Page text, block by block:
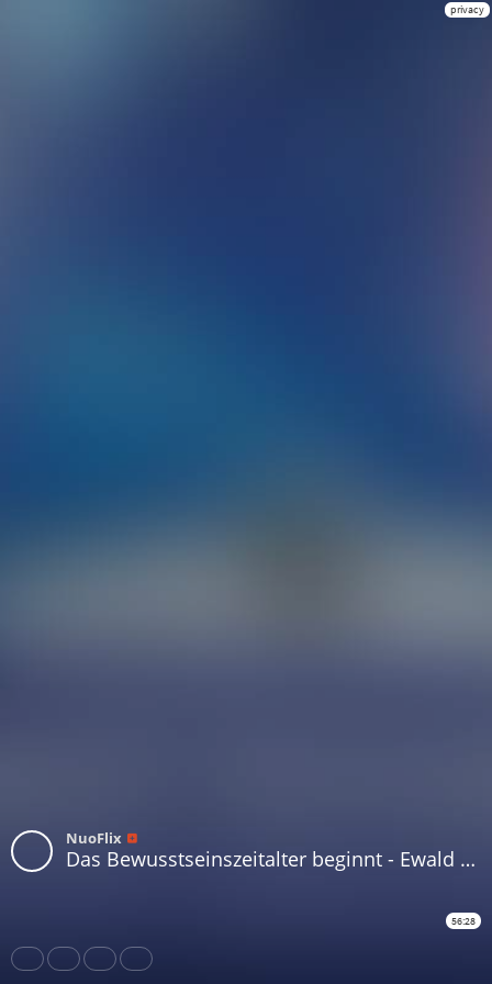
privacy
NuoFlix
Das Bewusstseinszeitalter beginnt - Ewald Schober
56:28
Share Like